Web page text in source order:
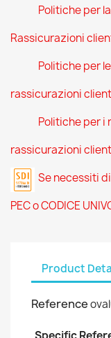
Politiche per
Rassicurazioni
Politiche per
rassicurazioni
Politiche per i
rassicurazioni
Se necessiti
PEC o CODICE
Product
Reference